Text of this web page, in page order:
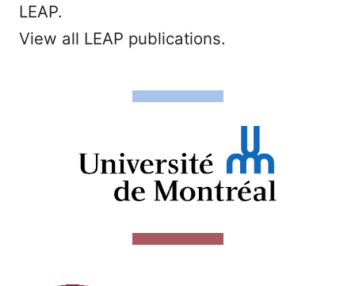
LEAP.
View all LEAP publications.